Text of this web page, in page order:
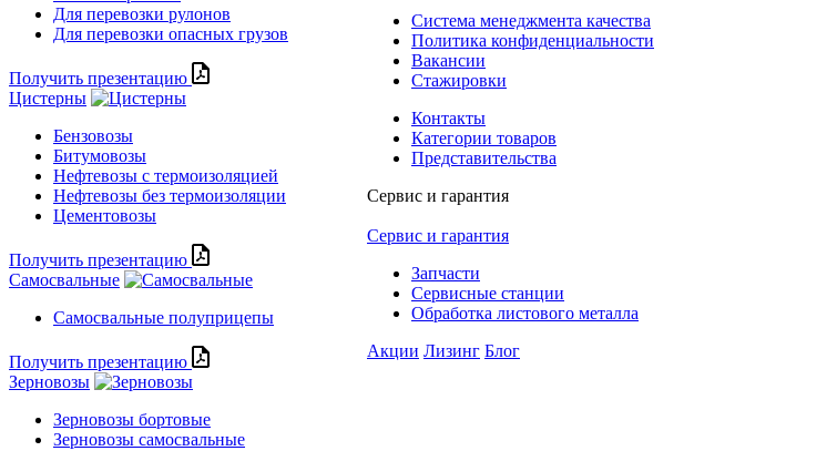
Для перевозки рулонов
Для перевозки опасных грузов
Получить презентацию
Цистерны
Бензовозы
Битумовозы
Нефтевозы с термоизоляцией
Нефтевозы без термоизоляции
Цементовозы
Получить презентацию
Самосвальные
Самосвальные полуприцепы
Получить презентацию
Зерновозы
Зерновозы бортовые
Зерновозы самосвальные
Система менеджмента качества
Политика конфиденциальности
Вакансии
Стажировки
Контакты
Категории товаров
Представительства
Сервис и гарантия
Сервис и гарантия
Запчасти
Сервисные станции
Обработка листового металла
Акции Лизинг Блог